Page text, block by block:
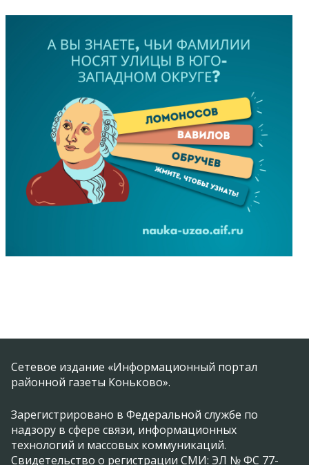
Сетевое издание «Информационный портал
районной газеты Коньково».
Зарегистрировано в Федеральной службе по
надзору в сфере связи, информационных
технологий и массовых коммуникаций.
Свидетельство о регистрации СМИ: ЭЛ № ФС 77-